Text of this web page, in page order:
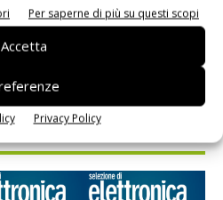
Per saperne di più su questi scopi
Accetta
Privacy Policy